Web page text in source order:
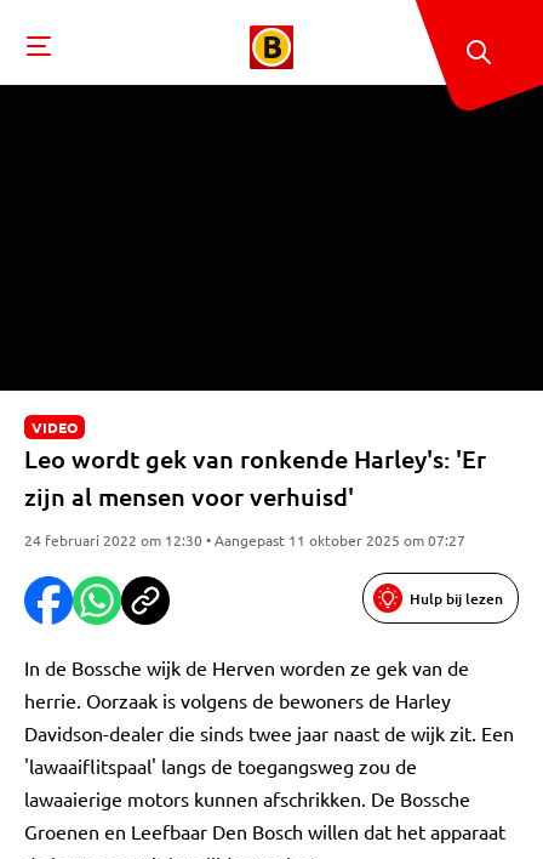
VIDEO
Leo wordt gek van ronkende Harley's: 'Er
zijn al mensen voor verhuisd'
24 februari 2022 om 12:30 • Aangepast 11 oktober 2025 om 07:27
Hulp bij lezen
In de Bossche wijk de Herven worden ze gek van de
herrie. Oorzaak is volgens de bewoners de Harley
Davidson-dealer die sinds twee jaar naast de wijk zit. Een
'lawaaiflitspaal' langs de toegangsweg zou de
lawaaierige motors kunnen afschrikken. De Bossche
Groenen en Leefbaar Den Bosch willen dat het apparaat